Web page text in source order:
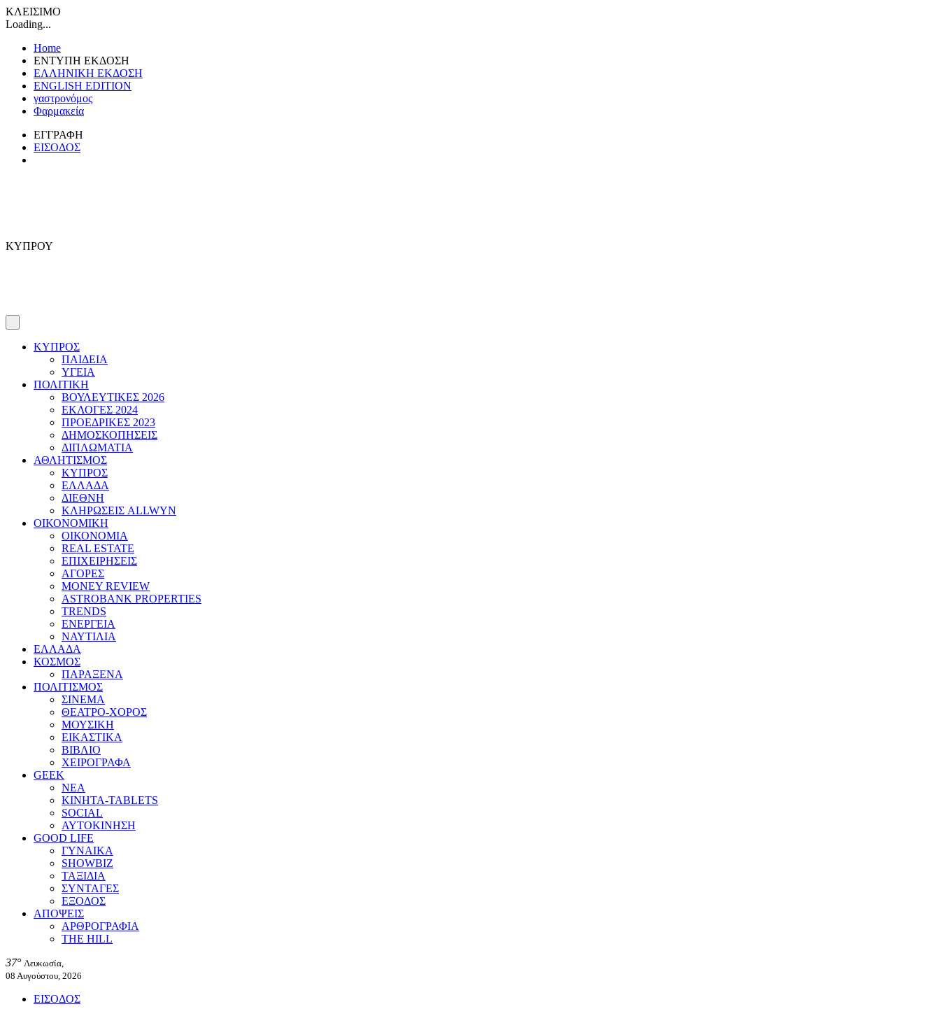
ΚΛΕΙΣΙΜΟ
Loading...
Home
ΕΝΤΥΠΗ ΕΚΔΟΣΗ
ΕΛΛΗΝΙΚΗ ΕΚΔΟΣΗ
ENGLISH EDITION
γαστρονόμος
Φαρμακεία
ΕΓΓΡΑΦΗ
ΕΙΣΟΔΟΣ
ΚΥΠΡΟΥ
ΚΥΠΡΟΣ
ΠΑΙΔΕΙΑ
ΥΓΕΙΑ
ΠΟΛΙΤΙΚΗ
ΒΟΥΛΕΥΤΙΚΕΣ 2026
ΕΚΛΟΓΕΣ 2024
ΠΡΟΕΔΡΙΚΕΣ 2023
ΔΗΜΟΣΚΟΠΗΣΕΙΣ
ΔΙΠΛΩΜΑΤΙΑ
ΑΘΛΗΤΙΣΜΟΣ
ΚΥΠΡΟΣ
ΕΛΛΑΔΑ
ΔΙΕΘΝΗ
ΚΛΗΡΩΣΕΙΣ ALLWYN
ΟΙΚΟΝΟΜΙΚΗ
ΟΙΚΟΝΟΜΙΑ
REAL ESTATE
ΕΠΙΧΕΙΡΗΣΕΙΣ
ΑΓΟΡΕΣ
MONEY REVIEW
ASTROBANK PROPERTIES
TRENDS
ΕΝΕΡΓΕΙΑ
ΝΑΥΤΙΛΙΑ
ΕΛΛΑΔΑ
ΚΟΣΜΟΣ
ΠΑΡΑΞΕΝΑ
ΠΟΛΙΤΙΣΜΟΣ
ΣΙΝΕΜΑ
ΘΕΑΤΡΟ-ΧΟΡΟΣ
ΜΟΥΣΙΚΗ
ΕΙΚΑΣΤΙΚΑ
ΒΙΒΛΙΟ
ΧΕΙΡΟΓΡΑΦΑ
GEEK
ΝΕΑ
ΚΙΝΗΤΑ-TABLETS
SOCIAL
ΑΥΤΟΚΙΝΗΣΗ
GOOD LIFE
ΓΥΝΑΙΚΑ
SHOWBIZ
ΤΑΞΙΔΙΑ
ΣΥΝΤΑΓΕΣ
ΕΞΟΔΟΣ
ΑΠΟΨΕΙΣ
ΑΡΘΡΟΓΡΑΦΙΑ
THE HILL
37° Λευκωσία,
08 Αυγούστου, 2026
ΕΙΣΟΔΟΣ